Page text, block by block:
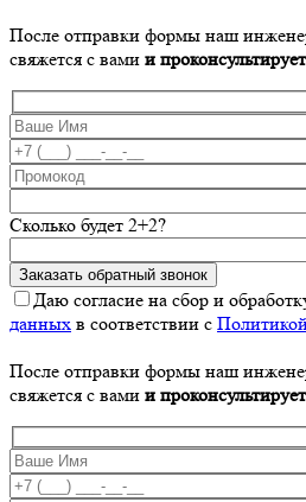
После отправки формы наш
свяжется с вами и
Сколько будет 2+2?
Даю согласие на сбор и
данных в соответствии с
После отправки формы наш
свяжется с вами и